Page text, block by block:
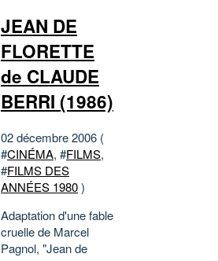
JEAN DE
FLORETTE
de CLAUDE
BERRI (1986)
02 décembre 2006 (
#CINÉMA, #FILMS,
#FILMS DES
ANNÉES 1980)
Adaptation d'une fable
cruelle de Marcel
Pagnol, "Jean de